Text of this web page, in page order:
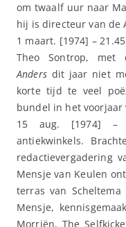
om twaalf uur naar
hij is directeur van de
1 maart. [1974] –
Theo Sontrop,
Andersdit jaar niet
korte tijd te veel
bundel in het voorjaar
15 aug. [1974] –
antiekwinkels.
redactievergadering
Mensje van Keulen
terras van
Mensje,
Morriën, The